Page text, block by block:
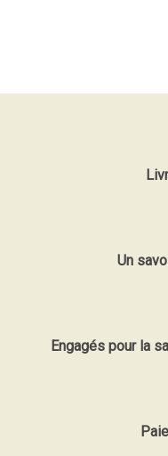
Un
Engagés pour la